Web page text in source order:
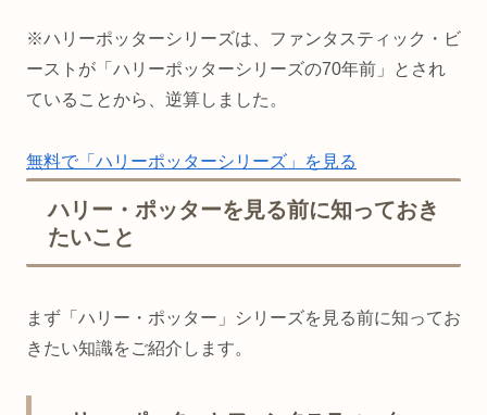
※ハリーポッターシリーズは、ファンタスティック・ビ
ーストが「ハリーポッターシリーズの70年前」とされ
ていることから、逆算しました。
無料で「ハリーポッターシリーズ」を見る
ハリー・ポッターを見る前に知っておき
たいこと
まず「ハリー・ポッター」シリーズを見る前に知ってお
きたい知識をご紹介します。